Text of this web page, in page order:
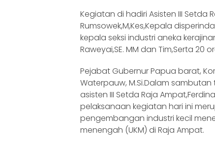
Kegiatan di hadiri Asisten III Setda
Rumsowek,M,Kes,Kepala
kepala seksi industri aneka
Raweyai,SE. MM dan Tim,Serta 20
Pejabat Gubernur Papua barat,
Waterpauw, M.Si.Dalam
asisten III Setda Raja
pelaksanaan kegiatan hari ini
pengembangan industri kecil
menengah (UKM) di Raja Ampat.